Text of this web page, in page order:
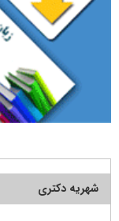
شهریه دکتری